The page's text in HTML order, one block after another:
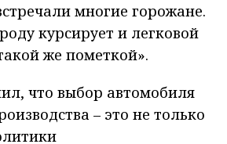
многие горожане.
курсирует и легковой
же пометкой».
что выбор автомобиля
– это не только